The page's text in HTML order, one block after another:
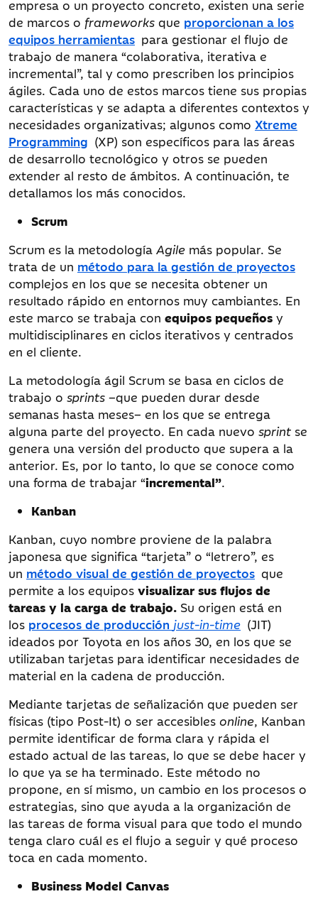
empresa o un proyecto concreto, existen una serie
de marcos o frameworks que proporcionan a los
equipos herramientas para gestionar el flujo de
trabajo de manera “colaborativa, iterativa e
incremental”, tal y como prescriben los principios
ágiles. Cada uno de estos marcos tiene sus propias
características y se adapta a diferentes contextos y
necesidades organizativas; algunos como Xtreme
Programming (XP) son específicos para las áreas
de desarrollo tecnológico y otros se pueden
extender al resto de ámbitos. A continuación, te
detallamos los más conocidos.
Scrum
Scrum es la metodología Agile más popular. Se
trata de un método para la gestión de proyectos
complejos en los que se necesita obtener un
resultado rápido en entornos muy cambiantes. En
este marco se trabaja con equipos pequeños y
multidisciplinares en ciclos iterativos y centrados
en el cliente.
La metodología ágil Scrum se basa en ciclos de
trabajo o sprints –que pueden durar desde
semanas hasta meses– en los que se entrega
alguna parte del proyecto. En cada nuevo sprint se
genera una versión del producto que supera a la
anterior. Es, por lo tanto, lo que se conoce como
una forma de trabajar “incremental”.
Kanban
Kanban, cuyo nombre proviene de la palabra
japonesa que significa “tarjeta” o “letrero”, es
un método visual de gestión de proyectos que
permite a los equipos visualizar sus flujos de
tareas y la carga de trabajo. Su origen está en
los procesos de producción just-in-time (JIT)
ideados por Toyota en los años 30, en los que se
utilizaban tarjetas para identificar necesidades de
material en la cadena de producción.
Mediante tarjetas de señalización que pueden ser
físicas (tipo Post-It) o ser accesibles online, Kanban
permite identificar de forma clara y rápida el
estado actual de las tareas, lo que se debe hacer y
lo que ya se ha terminado. Este método no
propone, en sí mismo, un cambio en los procesos o
estrategias, sino que ayuda a la organización de
las tareas de forma visual para que todo el mundo
tenga claro cuál es el flujo a seguir y qué proceso
toca en cada momento.
Business Model Canvas